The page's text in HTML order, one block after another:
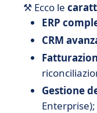
⚒️ Ecco le
ERP
CRM
Gestione
Enterprise);